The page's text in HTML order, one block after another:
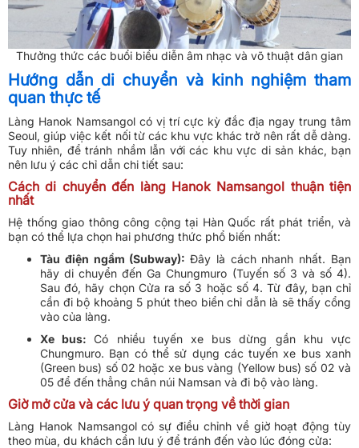
Thưởng thức các buổi biểu diễn âm nhạc và võ thuật dân gian
Hướng dẫn di chuyển và kinh nghiệm tham
quan thực tế
Làng Hanok Namsangol có vị trí cực kỳ đắc địa ngay trung tâm
Seoul, giúp việc kết nối từ các khu vực khác trở nên rất dễ dàng.
Tuy nhiên, để tránh nhầm lẫn với các khu vực di sản khác, bạn
nên lưu ý các chỉ dẫn chi tiết sau:
Cách di chuyển đến làng Hanok Namsangol thuận tiện
nhất
Hệ thống giao thông công cộng tại Hàn Quốc rất phát triển, và
bạn có thể lựa chọn hai phương thức phổ biến nhất:
Tàu điện ngầm (Subway):Đây là cách nhanh nhất. Bạn
hãy di chuyển đến Ga Chungmuro (Tuyến số 3 và số 4).
Sau đó, hãy chọn Cửa ra số 3 hoặc số 4. Từ đây, bạn chỉ
cần đi bộ khoảng 5 phút theo biển chỉ dẫn là sẽ thấy cổng
vào của làng.
Xe bus:Có nhiều tuyến xe bus dừng gần khu vực
Chungmuro. Bạn có thể sử dụng các tuyến xe bus xanh
(Green bus) số 02 hoặc xe bus vàng (Yellow bus) số 02 và
05 để đến thẳng chân núi Namsan và đi bộ vào làng.
Giờ mở cửa và các lưu ý quan trọng về thời gian
Làng Hanok Namsangol có sự điều chỉnh về giờ hoạt động tùy
theo mùa, du khách cần lưu ý để tránh đến vào lúc đóng cửa: